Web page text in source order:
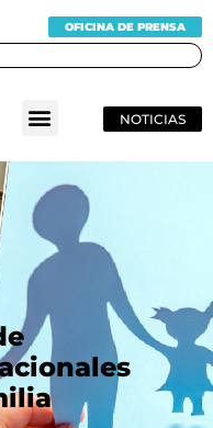
OFICINA DE PRENSA
NOTICIAS